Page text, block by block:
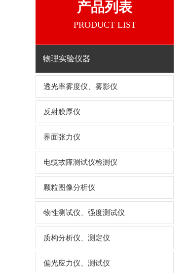
产品列表
PRODUCT LIST
物理实验仪器
透光率雾度仪、雾影仪
反射膜厚仪
界面张力仪
电缆故障测试仪检测仪
颗粒图像分析仪
物性测试仪、强度测试仪
质构分析仪、测定仪
偏光应力仪、测试仪